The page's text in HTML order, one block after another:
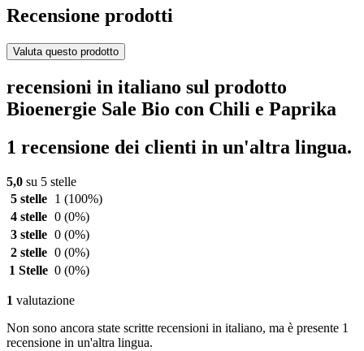
Recensione prodotti
Valuta questo prodotto
recensioni in italiano sul prodotto
Bioenergie Sale Bio con Chili e Paprika
1 recensione dei clienti in un'altra lingua.
5,0 su 5 stelle
5 stelle
1 (100%)
4 stelle 0 (0%)
3 stelle 0 (0%)
2 stelle 0 (0%)
1 Stelle 0 (0%)
1 valutazione
Non sono ancora state scritte recensioni in italiano, ma è presente 1
recensione in un'altra lingua.